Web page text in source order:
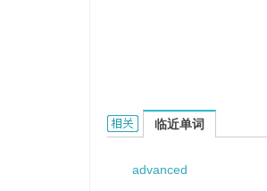
Advanced Approach and
临近单词
advanced